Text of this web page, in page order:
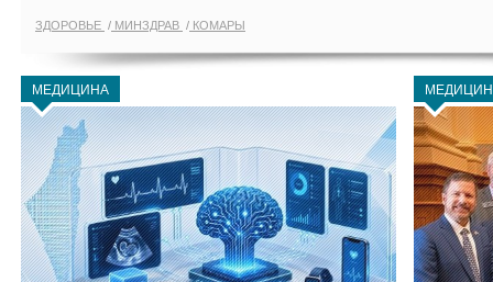
ЗДОРОВЬЕ МИНЗДРАВ КОМАРЫ
МЕДИЦИНА